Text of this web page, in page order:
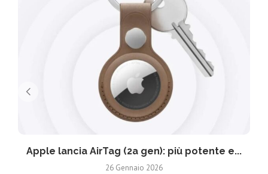
Apple lancia AirTag (2a gen): più potente e...
26 Gennaio 2026